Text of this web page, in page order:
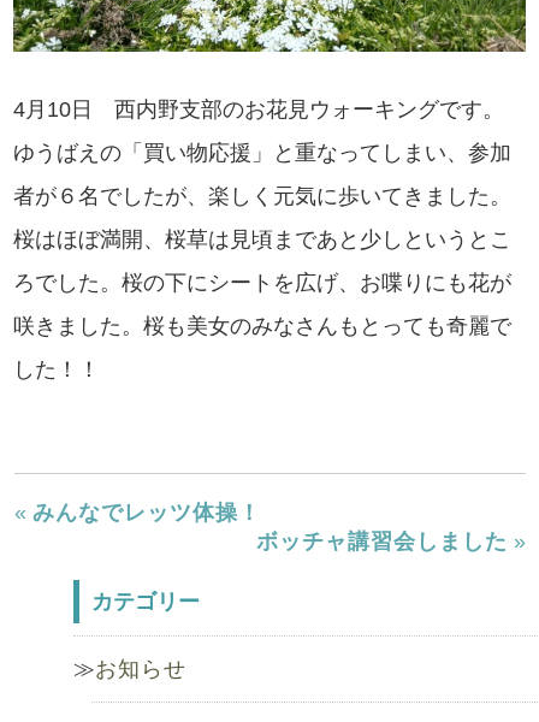
4月10日 西内野支部のお花見ウォーキングです。
ゆうばえの「買い物応援」と重なってしまい、参加
者が６名でしたが、楽しく元気に歩いてきました。
桜はほぼ満開、桜草は見頃まであと少しというとこ
ろでした。桜の下にシートを広げ、お喋りにも花が
咲きました。桜も美女のみなさんもとっても奇麗で
した！！
« みんなでレッツ体操！
ボッチャ講習会しました »
カテゴリー
お知らせ